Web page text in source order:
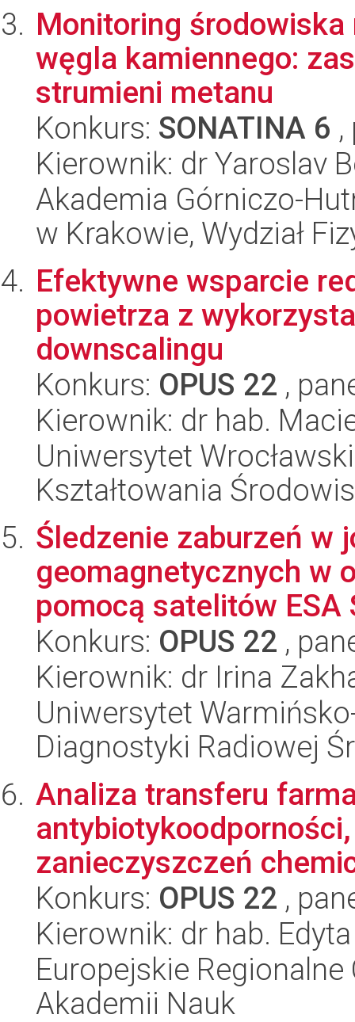
Monitoring
węgla kamiennego:
strumieni metanu
Konkurs: SONATINA 6
Kierownik: dr Yaroslav
Akademia Górniczo-
w Krakowie, Wydział
Efektywne wsparcie
powietrza z
downscalingu
Konkurs: OPUS 22 ,
Kierownik: dr hab.
Uniwersytet
Kształtowania
Śledzenie zaburzeń w
geomagnetycznych w
pomocą satelitów ESA
Konkurs: OPUS 22 ,
Kierownik: dr Irina
Uniwersytet
Diagnostyki Radiowej
Analiza transferu
zanieczyszczeń
Konkurs: OPUS 22 ,
Kierownik: dr hab.
Europejskie
Akademii Nauk